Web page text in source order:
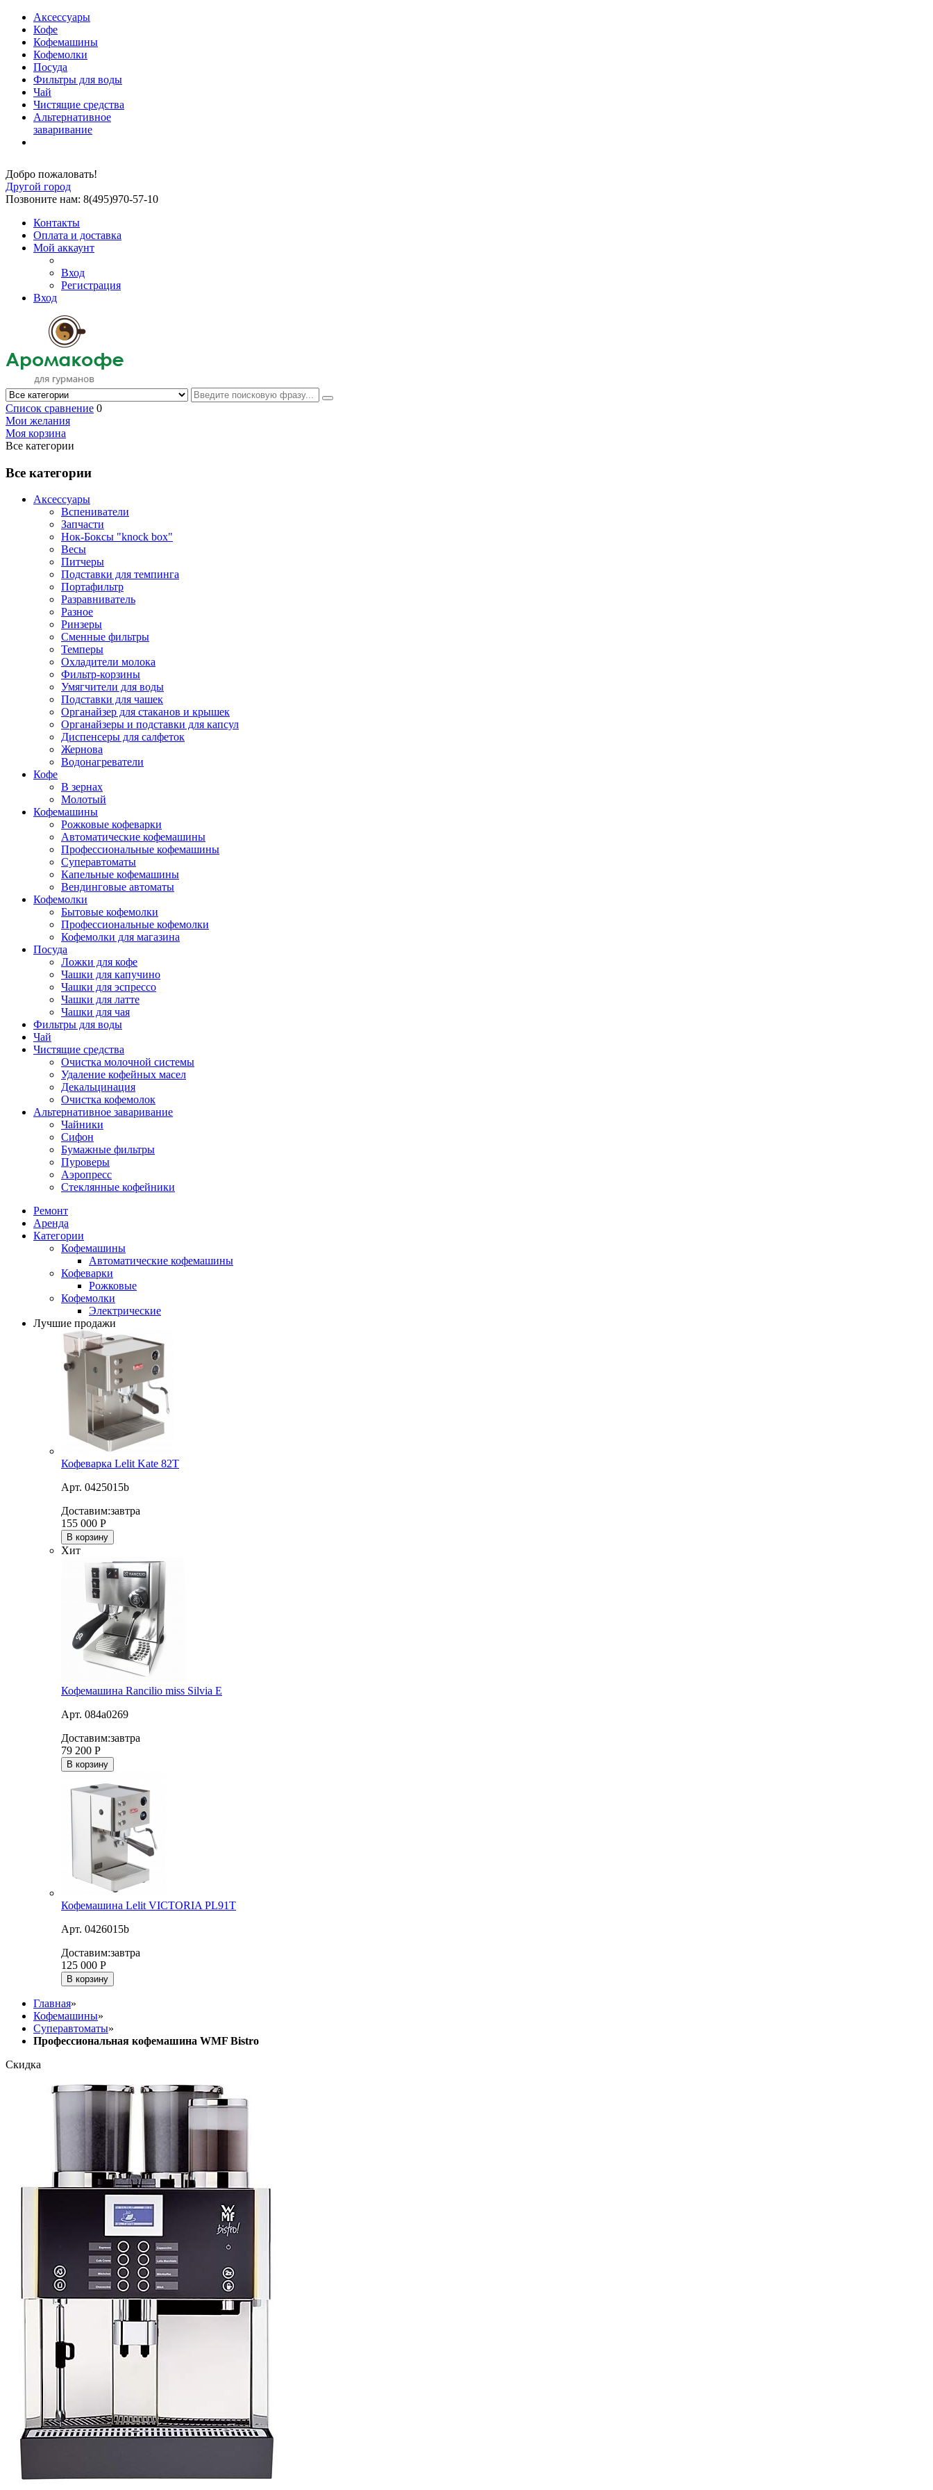
Аксессуары
Кофе
Кофемашины
Кофемолки
Посуда
Фильтры для воды
Чай
Чистящие средства
Альтернативное
заваривание
Добро пожаловать!
Другой город
Позвоните нам: 8(495)970-57-10
Контакты
Оплата и доставка
Мой аккаунт
Вход
Регистрация
Вход
Список сравнение 0
Мои желания
Моя корзина
Все категории
Все категории
Аксессуары
Вспениватели
Запчасти
Нок-Боксы "knock box"
Весы
Питчеры
Подставки для темпинга
Портафильтр
Разравниватель
Разное
Ринзеры
Сменные фильтры
Темперы
Охладители молока
Фильтр-корзины
Умягчители для воды
Подставки для чашек
Органайзер для стаканов и крышек
Органайзеры и подставки для капсул
Диспенсеры для салфеток
Жернова
Водонагреватели
Кофе
В зернах
Молотый
Кофемашины
Рожковые кофеварки
Автоматические кофемашины
Профессиональные кофемашины
Суперавтоматы
Капельные кофемашины
Вендинговые автоматы
Кофемолки
Бытовые кофемолки
Профессиональные кофемолки
Кофемолки для магазина
Посуда
Ложки для кофе
Чашки для капучино
Чашки для эспрессо
Чашки для латте
Чашки для чая
Фильтры для воды
Чай
Чистящие средства
Очистка молочной системы
Удаление кофейных масел
Декальцинация
Очистка кофемолок
Альтернативное заваривание
Чайники
Сифон
Бумажные фильтры
Пуроверы
Аэропресс
Стеклянные кофейники
Ремонт
Аренда
Категории
Кофемашины
Автоматические кофемашины
Кофеварки
Рожковые
Кофемолки
Электрические
Лучшие продажи
Кофеварка Lelit Kate 82T
Арт. 0425015b
Доставим:завтра
155 000 Р
В корзину
Хит
Кофемашина Rancilio miss Silvia E
Арт. 084a0269
Доставим:завтра
79 200 Р
В корзину
Кофемашина Lelit VICTORIA PL91T
Арт. 0426015b
Доставим:завтра
125 000 Р
В корзину
Главная»
Кофемашины»
Суперавтоматы»
Профессиональная кофемашина WMF Bistro
Скидка